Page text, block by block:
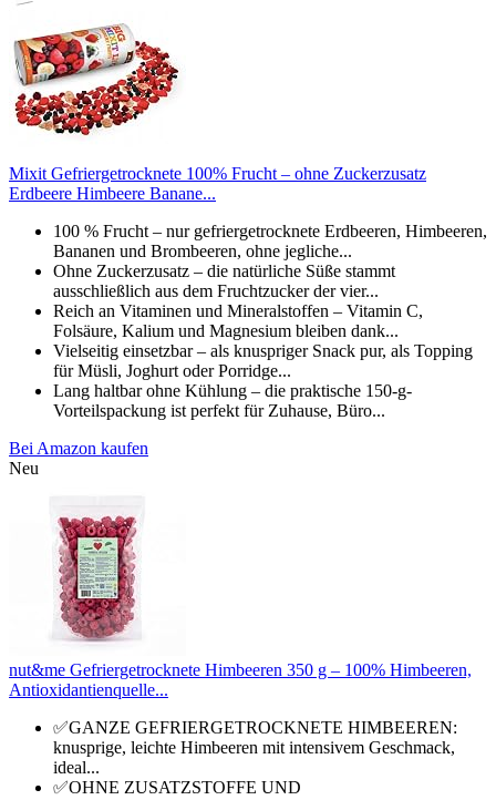
Mixit Gefriergetrocknete 100% Frucht – ohne Zuckerzusatz
Erdbeere Himbeere Banane...
100 % Frucht – nur gefriergetrocknete Erdbeeren, Himbeeren,
Bananen und Brombeeren, ohne jegliche...
Ohne Zuckerzusatz – die natürliche Süße stammt
ausschließlich aus dem Fruchtzucker der vier...
Reich an Vitaminen und Mineralstoffen – Vitamin C,
Folsäure, Kalium und Magnesium bleiben dank...
Vielseitig einsetzbar – als knuspriger Snack pur, als Topping
für Müsli, Joghurt oder Porridge...
Lang haltbar ohne Kühlung – die praktische 150-g-
Vorteilspackung ist perfekt für Zuhause, Büro...
Bei Amazon kaufen
Neu
nut&me Gefriergetrocknete Himbeeren 350 g – 100% Himbeeren,
Antioxidantienquelle...
✅GANZE GEFRIERGETROCKNETE HIMBEEREN:
knusprige, leichte Himbeeren mit intensivem Geschmack,
ideal...
✅OHNE ZUSATZSTOFFE UND